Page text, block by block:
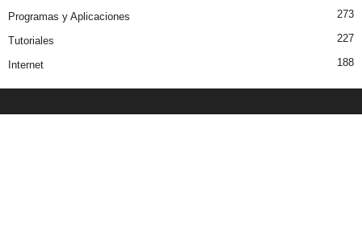
Programas y Aplicaciones 273
Tutoriales 227
Internet 188